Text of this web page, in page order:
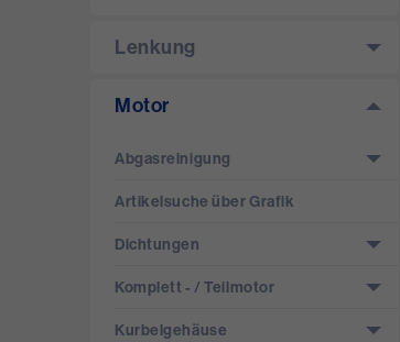
Lenkung
Motor
Abgasreinigung
Artikelsuche über Grafik
Dichtungen
Komplett - /­ Teilmotor
Kurbelgehäuse